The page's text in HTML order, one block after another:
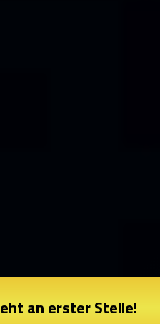
an erster Stelle!